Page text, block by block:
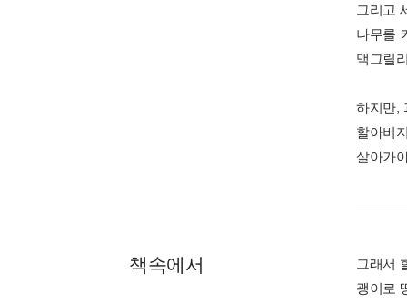
그리고
나무를
맥그릴
하지만,
할아버
살아가
책속에서
그래서
괭이로